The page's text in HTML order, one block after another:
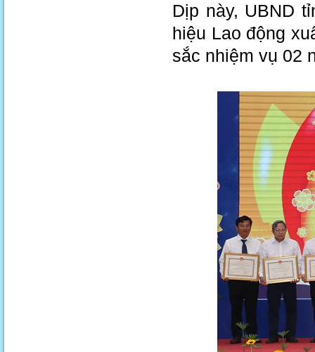
Dịp này, UBND
hiệu Lao động
sắc nhiệm vụ 02